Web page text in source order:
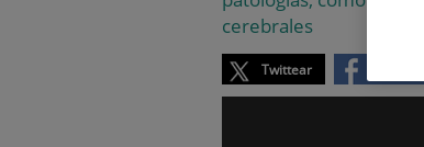
cerebrales
Twittear